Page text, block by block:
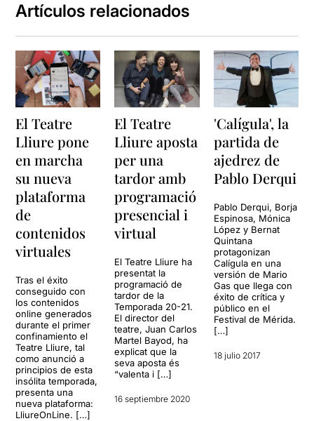
Artículos relacionados
El Teatre
Lliure pone
en marcha
su nueva
plataforma
de
contenidos
virtuales
Tras el éxito
conseguido con
los contenidos
online generados
durante el primer
confinamiento el
Teatre Lliure, tal
como anunció a
principios de esta
insólita temporada,
presenta una
nueva plataforma:
LliureOnLine. […]
El Teatre
Lliure aposta
per una
tardor amb
programació
presencial i
virtual
El Teatre Lliure ha
presentat la
programació de
tardor de la
Temporada 20-21.
El director del
teatre, Juan Carlos
Martel Bayod, ha
explicat que la
seva aposta és
“valenta i […]
16 septiembre 2020
'Calígula', la
partida de
ajedrez de
Pablo Derqui
Pablo Derqui, Borja
Espinosa, Mónica
López y Bernat
Quintana
protagonizan
Calígula en una
versión de Mario
Gas que llega con
éxito de crítica y
público en el
Festival de Mérida.
[…]
18 julio 2017